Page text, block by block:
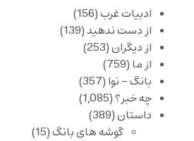
ادبیات غرب(156)
از دست ندهید(139)
از دیگران(253)
از ما (759)
بانگ – نوا (357)
چه خبر؟(1,085)
داستان(389)
گوشه های بانگ(15)